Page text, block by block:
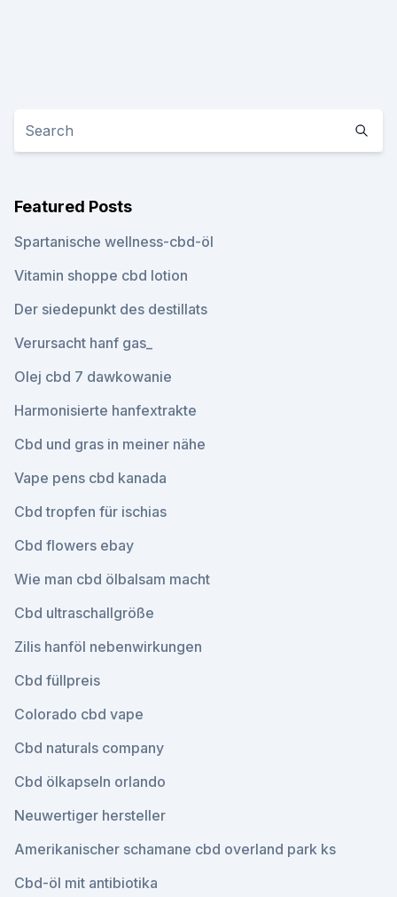
Featured Posts
Spartanische wellness-cbd-öl
Vitamin shoppe cbd lotion
Der siedepunkt des destillats
Verursacht hanf gas_
Olej cbd 7 dawkowanie
Harmonisierte hanfextrakte
Cbd und gras in meiner nähe
Vape pens cbd kanada
Cbd tropfen für ischias
Cbd flowers ebay
Wie man cbd ölbalsam macht
Cbd ultraschallgröße
Zilis hanföl nebenwirkungen
Cbd füllpreis
Colorado cbd vape
Cbd naturals company
Cbd ölkapseln orlando
Neuwertiger hersteller
Amerikanischer schamane cbd overland park ks
Cbd-öl mit antibiotika